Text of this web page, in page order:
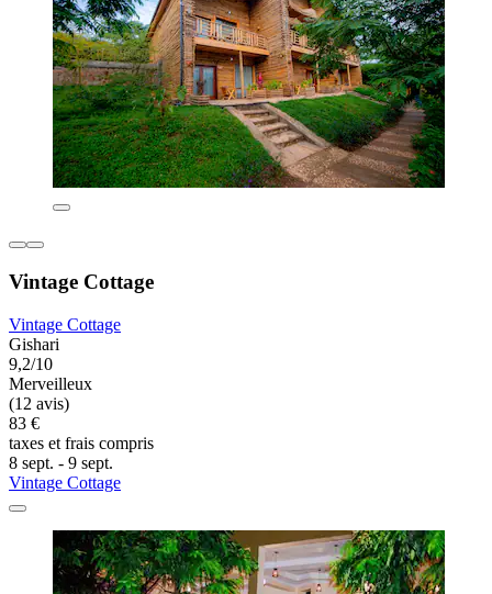
Vintage Cottage
Vintage Cottage
Gishari
9,2/10
Merveilleux
(12 avis)
83 €
taxes et frais compris
8 sept. - 9 sept.
Vintage Cottage